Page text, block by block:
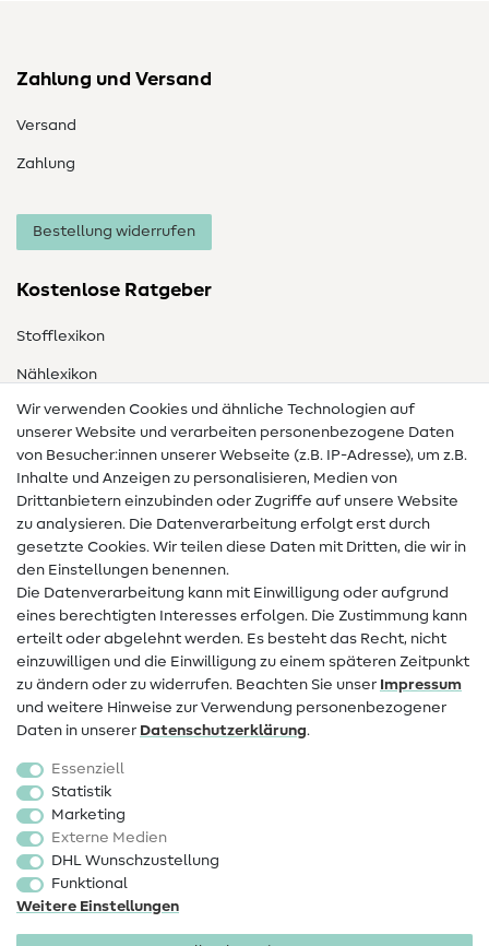
Zahlung und Versand
Versand
Zahlung
Bestellung widerrufen
Kostenlose Ratgeber
Stofflexikon
Nählexikon
Nähanleitungen
Hilfe & Kontakt
Kontakt
Infos zum Betreiberwechsel
Widerrufsrecht
Beliebt
Stoffe
Sale
Schnittmuster
Wir verwenden Cookies und ähnliche Technologien auf
unserer Website und verarbeiten personenbezogene Daten
von Besucher:innen unserer Webseite (z.B. IP-Adresse), um z.B.
Inhalte und Anzeigen zu personalisieren, Medien von
Drittanbietern einzubinden oder Zugriffe auf unsere Website
zu analysieren. Die Datenverarbeitung erfolgt erst durch
gesetzte Cookies. Wir teilen diese Daten mit Dritten, die wir in
den Einstellungen benennen.
Die Datenverarbeitung kann mit Einwilligung oder aufgrund
eines berechtigten Interesses erfolgen. Die Zustimmung kann
erteilt oder abgelehnt werden. Es besteht das Recht, nicht
einzuwilligen und die Einwilligung zu einem späteren Zeitpunkt
zu ändern oder zu widerrufen. Beachten Sie unser Impressum
und weitere Hinweise zur Verwendung personenbezogener
Daten in unserer Daten­schutz­erklärung.
Essenziell
Statistik
Marketing
Externe Medien
DHL Wunschzustellung
Funktional
Weitere Einstellungen